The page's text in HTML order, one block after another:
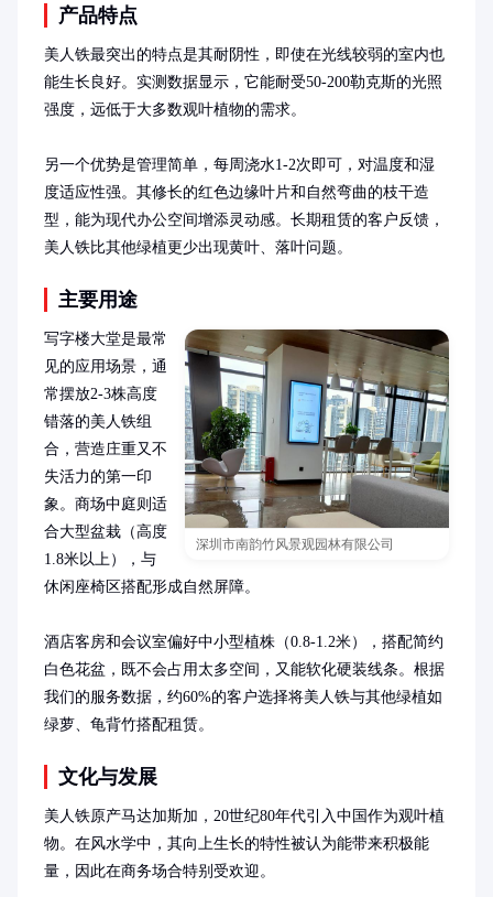
产品特点
美人铁最突出的特点是其耐阴性，即使在光线较弱的室内也
能生长良好。实测数据显示，它能耐受50-200勒克斯的光照
强度，远低于大多数观叶植物的需求。
另一个优势是管理简单，每周浇水1-2次即可，对温度和湿
度适应性强。其修长的红色边缘叶片和自然弯曲的枝干造
型，能为现代办公空间增添灵动感。长期租赁的客户反馈，
美人铁比其他绿植更少出现黄叶、落叶问题。
主要用途
深圳市南韵竹风景观园林有限公司
写字楼大堂是最常
见的应用场景，通
常摆放2-3株高度
错落的美人铁组
合，营造庄重又不
失活力的第一印
象。商场中庭则适
合大型盆栽（高度
1.8米以上），与
休闲座椅区搭配形成自然屏障。
酒店客房和会议室偏好中小型植株（0.8-1.2米），搭配简约
白色花盆，既不会占用太多空间，又能软化硬装线条。根据
我们的服务数据，约60%的客户选择将美人铁与其他绿植如
绿萝、龟背竹搭配租赁。
文化与发展
美人铁原产马达加斯加，20世纪80年代引入中国作为观叶植
物。在风水学中，其向上生长的特性被认为能带来积极能
量，因此在商务场合特别受欢迎。